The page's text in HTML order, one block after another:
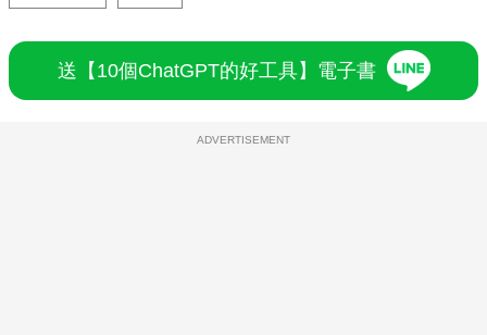
送【10個ChatGPT的好工具】電子書
ADVERTISEMENT